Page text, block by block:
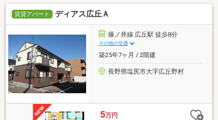
賃貸アパート ディアス広丘Ａ
篠ノ井線 広丘駅 徒歩8分
その他の交通
築25年7ヶ月 / 2階建
長野県塩尻市大字広丘野村
5万円